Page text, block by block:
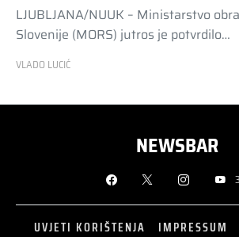
LJUBLJANA/NUUK – Ministarstvo
Slovenije (MORS) jutros je potvrdilo…
VLADO LUCIĆ
NEWSBAR
UVJETI KORIŠTENJA IMPRESSUM